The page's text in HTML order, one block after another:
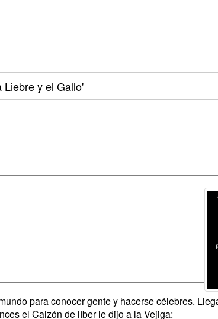
Liebre y el Gallo'
para conocer gente y hacerse célebres.
el Calzón de líber le dijo a la Vejiga: